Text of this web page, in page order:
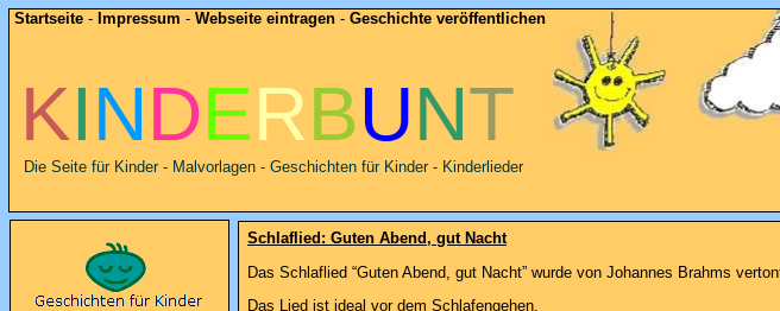
Startseite - Impressum -Webseite eintragen -Geschichte veröffentlichen
KINDERBUNT
Die Seite für Kinder - Malvorlagen - Geschichten für Kinder - Kinderlieder
Schlaflied: Guten Abend, gut Nacht
Das Schlaflied “Guten Abend, gut Nacht” wurde von Johannes Brahms
Das Lied ist ideal vor dem Schlafengehen.